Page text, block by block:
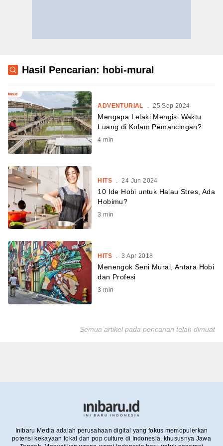
Hasil Pencarian: hobi-mural
ADVENTURIAL . 25 Sep 2024
Mengapa Lelaki Mengisi Waktu
Luang di Kolam Pemancingan?
4 min
HITS . 24 Jun 2024
10 Ide Hobi untuk Halau Stres, Ada
Hobimu?
3 min
HITS 3 Apr 2018
Menengok Seni Mural, Antara Hobi
dan Profesi
3 min
Semua artikel pada pencarian telah dimuat
Inibaru Media adalah perusahaan digital yang fokus memopulerkan
potensi kekayaan lokal dan pop culture di Indonesia, khususnya Jawa